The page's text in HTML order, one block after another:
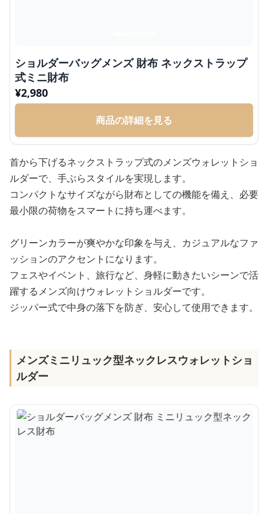
ショルダーバッグメンズ 財布 ネックストラップ
式ミニ財布
¥2,980
商品の詳細を見る
首から下げるネックストラップ式のメンズウォレットショ
ルダーで、手ぶらスタイルを実現します。
コンパクトなサイズながら財布としての機能を備え、必要
最小限の荷物をスマートに持ち運べます。
グリーンカラーが爽やかな印象を与え、カジュアルなファ
ッションのアクセントになります。
フェスやイベント、旅行など、身軽に動きたいシーンで活
躍するメンズ向けウォレットショルダーです。
ジッパー式で中身の落下を防ぎ、安心して使用できます。
メンズミニリュック型ネックレスウォレットショ
ルダー